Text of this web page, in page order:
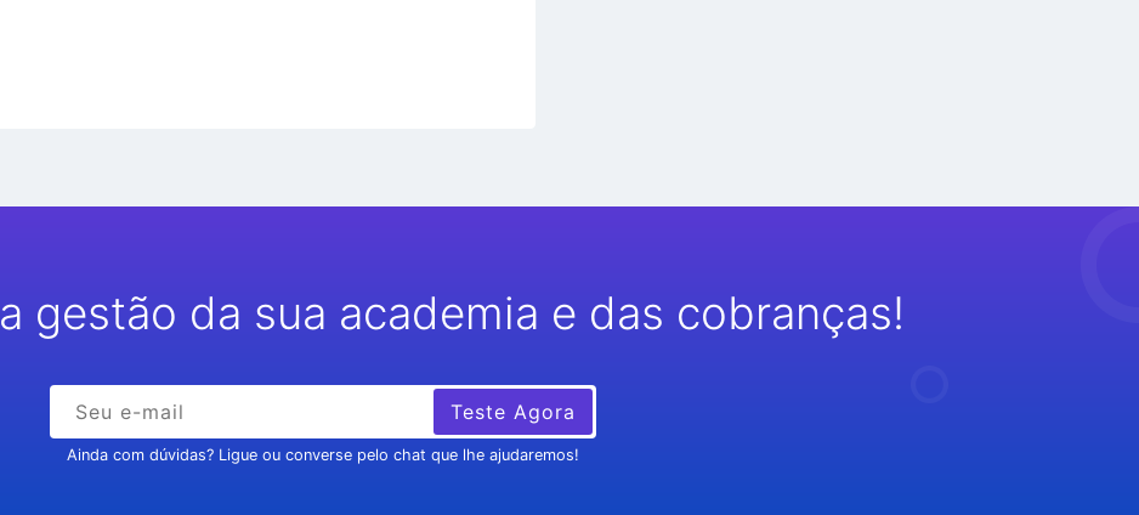
a gestão da sua academia e das cobranças!
Teste Agora
Ainda com dúvidas? Ligue ou converse pelo chat que lhe ajudaremos!